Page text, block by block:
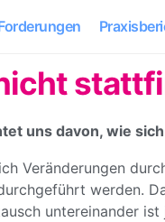
uns davon, wie
Veränderungen
werden.
untereinander